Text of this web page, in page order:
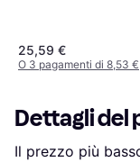
25,59 €
O 3 pagamenti di 8,53 €
Dettagli del
Il prezzo più